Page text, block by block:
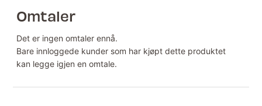
Omtaler
Det er ingen omtaler ennå.
Bare innloggede kunder som har kjøpt dette produktet
kan legge igjen en omtale.